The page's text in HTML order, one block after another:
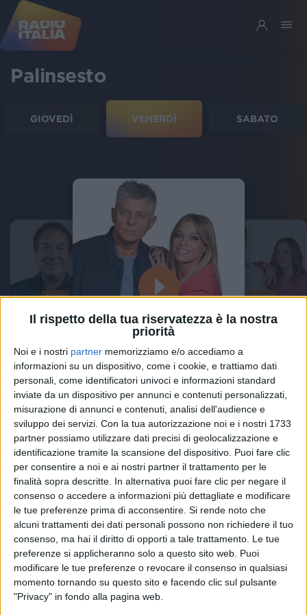
Il rispetto della tua riservatezza è la nostra
priorità
Noi e i nostri partner memorizziamo e/o accediamo a
informazioni su un dispositivo, come i cookie, e trattiamo dati
personali, come identificatori univoci e informazioni standard
inviate da un dispositivo per annunci e contenuti personalizzati,
misurazione di annunci e contenuti, analisi dell'audience e
sviluppo dei servizi. Con la tua autorizzazione noi e i nostri 1733
partner possiamo utilizzare dati precisi di geolocalizzazione e
identificazione tramite la scansione del dispositivo. Puoi fare clic
per consentire a noi e ai nostri partner il trattamento per le
finalità sopra descritte. In alternativa puoi fare clic per negare il
consenso o accedere a informazioni più dettagliate e modificare
le tue preferenze prima di acconsentire. Si rende noto che
alcuni trattamenti dei dati personali possono non richiedere il tuo
consenso, ma hai il diritto di opporti a tale trattamento. Le tue
preferenze si applicheranno solo a questo sito web. Puoi
modificare le tue preferenze o revocare il consenso in qualsiasi
momento tornando su questo sito e facendo clic sul pulsante
"Privacy" in fondo alla pagina web.
Palinsesto
GIOVEDÌ VENERDÌ SABATO
12:20
in onda
13:00
Francesca Leto e
Mauro Marino
16:00